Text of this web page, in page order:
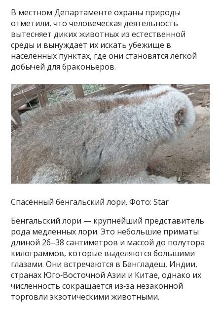
В местном Департаменте охраны природы
отметили, что человеческая деятельность
вытесняет диких животных из естественной
среды и вынуждает их искать убежище в
населённых пунктах, где они становятся лёгкой
добычей для браконьеров.
Спасённый бенгальский лори. Фото: Star
Бенгальский лори — крупнейший представитель
рода медленных лори. Это небольшие приматы
длиной 26–38 сантиметров и массой до полутора
килограммов, которые выделяются большими
глазами. Они встречаются в Бангладеш, Индии,
странах Юго‑Восточной Азии и Китае, однако их
численность сокращается из‑за незаконной
торговли экзотическими животными.